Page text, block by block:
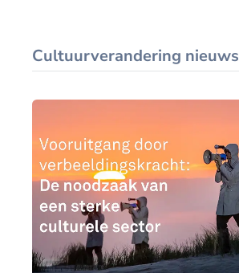
Cultuurverandering nieuws